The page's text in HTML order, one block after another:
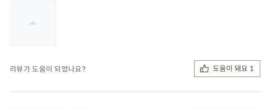
리뷰가 도움이 되었나요? 도움이 돼요 1